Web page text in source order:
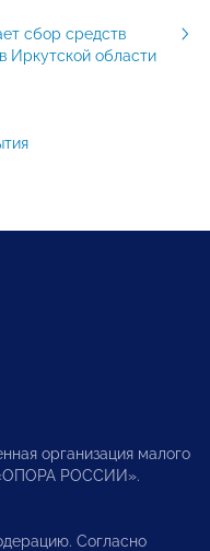
сбор средств
Иркутской области
организация малого
«ОПОРА РОССИИ».
Согласно